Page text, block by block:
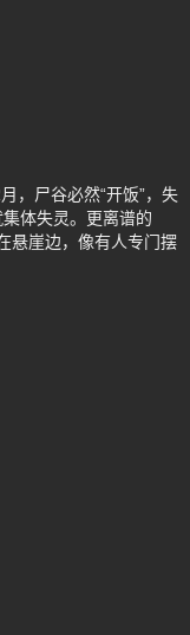
，尸谷必然“开饭”，失
体失灵。更离谱的
悬崖边，像有人专门摆